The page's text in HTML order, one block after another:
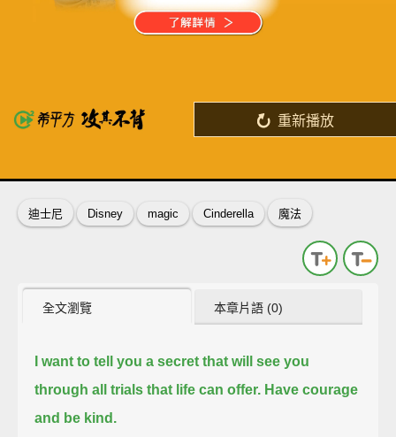
重新播放
「跟讀法訓練」成功破解了！
了解詳情
迪士尼 Disney magic Cinderella 魔法
全文瀏覽 本章片語 (0)
I want to tell you a secret that will see you
through all trials that life can offer. Have courage
and be kind.